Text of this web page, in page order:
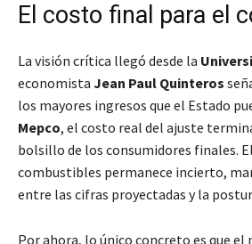
El costo final para el
La visión crítica llegó desde la
economista Jean Paul Quinteros
los mayores ingresos que el Estado
Mepco, el costo real del ajuste
bolsillo de los consumidores finales.
combustibles permanece incierto,
entre las cifras proyectadas y la
Por ahora, lo único concreto es que